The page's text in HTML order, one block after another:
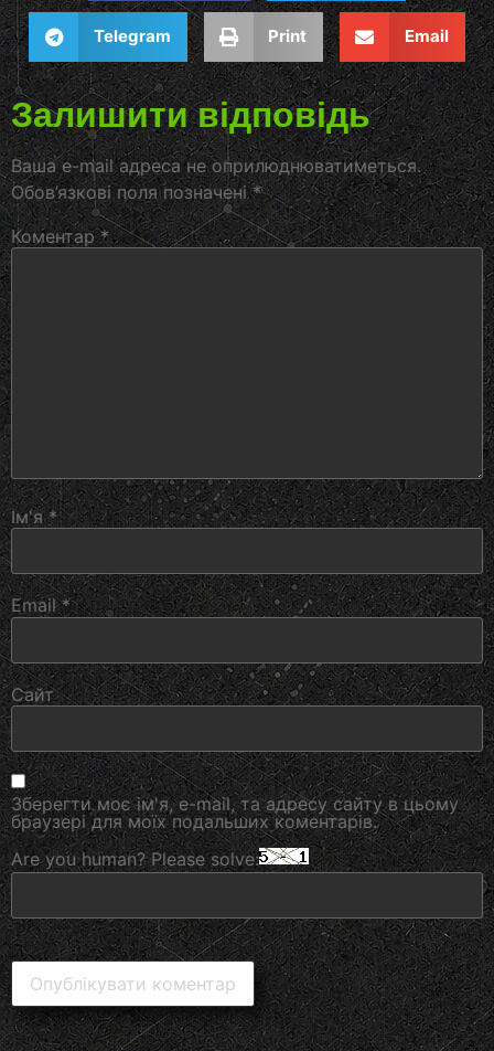
Telegram Print Email
Залишити відповідь
Ваша e-mail адреса не оприлюднюватиметься.
Обов’язкові поля позначені*
Коментар*
Ім'я*
Email*
Сайт
Зберегти моє ім'я, e-mail, та адресу сайту в цьому
браузері для моїх подальших коментарів.
Are you human? Please solve: